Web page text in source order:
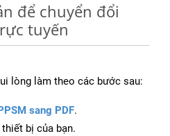
để chuyển đổi
tuyến
lòng làm theo các bước sau:
sang PDF.
bị của bạn.